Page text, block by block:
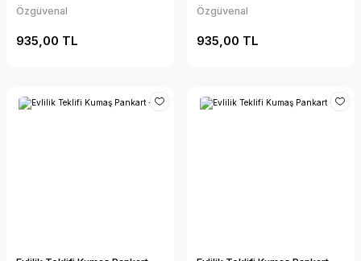
Özgüvenal
935,00 TL
Özgüvenal
935,00 TL